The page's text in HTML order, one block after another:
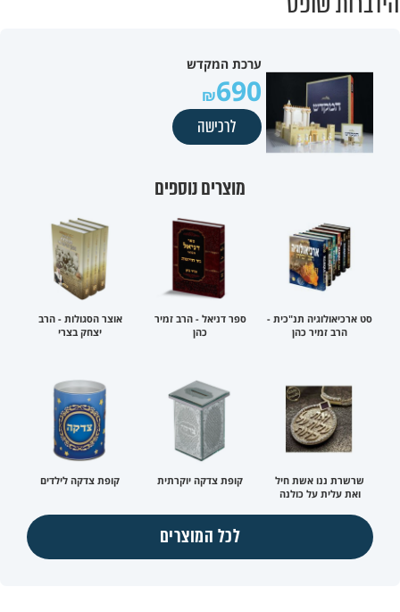
ערכת המקדש
690
לרכישה
מוצרים נוספים
סט ארכיאולוגיה תנ"כית -
הרב זמיר כהן
ספר דניאל - הרב זמיר
כהן
אוצר הסגולות - הרב
יצחק בצרי
שרשרת ננו אשת חיל
ואת עלית על כולנה
קופת צדקה יוקרתית קופת צדקה לילדים
לכל המוצרים